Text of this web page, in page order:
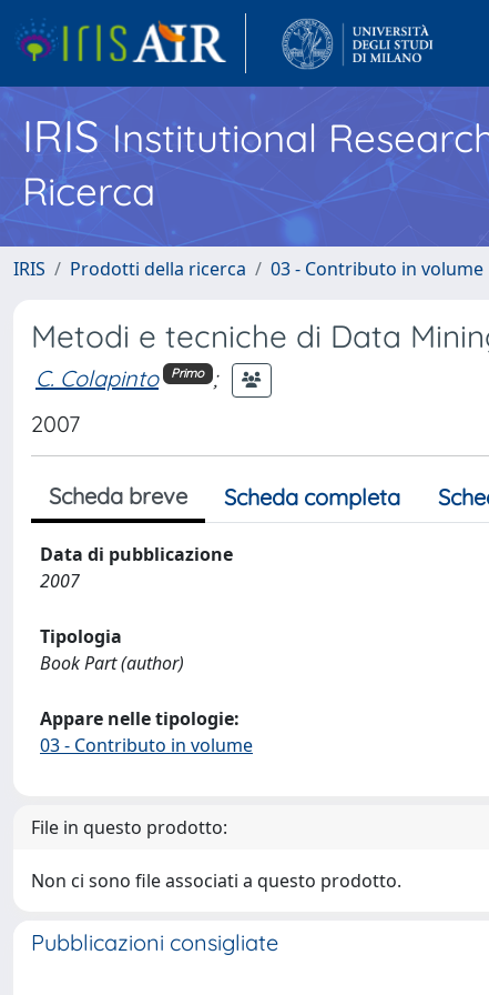
IRISInstitutional
Ricerca
IRIS Prodotti della ricerca 03 - Contributo in volume
Metodi e tecniche di Data
C. Colapinto Primo ;
2007
Scheda breve Scheda completa
Data di pubblicazione
2007
Tipologia
Book Part (author)
Appare nelle tipologie:
03 - Contributo in volume
File in questo prodotto:
Non ci sono file associati a questo prodotto.
Pubblicazioni consigliate